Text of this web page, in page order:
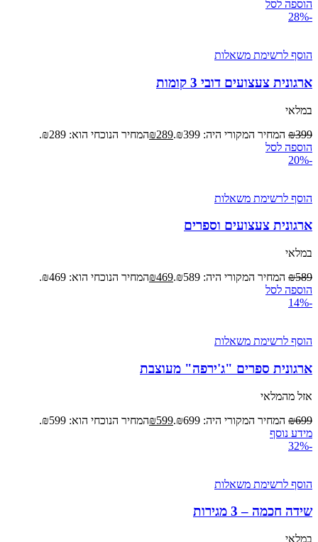
הוספה לסל
-28%
הוסף לרשימת משאלות
ארגונית צעצועים דובי 3 קומות
במלאי
₪399 המחיר המקורי היה: ₪399. ₪289
המחיר הנוכחי הוא: ₪289.
הוספה לסל
-20%
הוסף לרשימת משאלות
ארגונית צעצועים וספרים
במלאי
₪589 המחיר המקורי היה: ₪589. ₪469
המחיר הנוכחי הוא: ₪469.
הוספה לסל
-14%
הוסף לרשימת משאלות
ארגונית ספרים "ג'ירפה" מעוצבת
אזל מהמלאי
₪699 המחיר המקורי היה: ₪699. ₪599
המחיר הנוכחי הוא: ₪599.
מידע נוסף
-32%
הוסף לרשימת משאלות
שידה חכמה – 3 מגירות
במלאי